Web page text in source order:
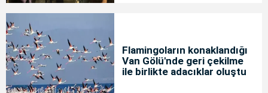
Flamingoların konaklandığı
Van Gölü'nde geri çekilme
ile birlikte adacıklar oluştu